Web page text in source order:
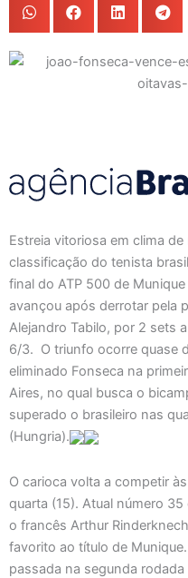
Estreia vitoriosa em clima
classificação do tenista
final do ATP 500 de
avançou após derrotar pela
Alejandro Tabilo, por 2 sets
6/3. O triunfo ocorre quase
eliminado Fonseca na
Aires, no qual busca o
superado o brasileiro nas
(Hungria).
O carioca volta a competir
quarta (15). Atual número
o francês Arthur
favorito ao título de
passada na segunda